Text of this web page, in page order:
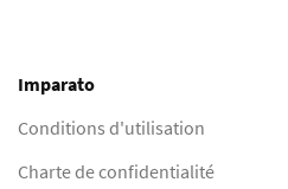
Imparato
Conditions d'utilisation
Charte de confidentialité